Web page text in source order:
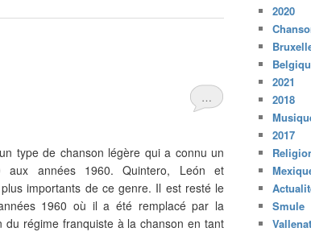
…
type de chanson légère qui a connu un
aux années 1960. Quintero, León et
importants de ce genre. Il est resté le
1960 où il a été remplacé par la
régime franquiste à la chanson en tant
2020
2021
2018
2017
Smule